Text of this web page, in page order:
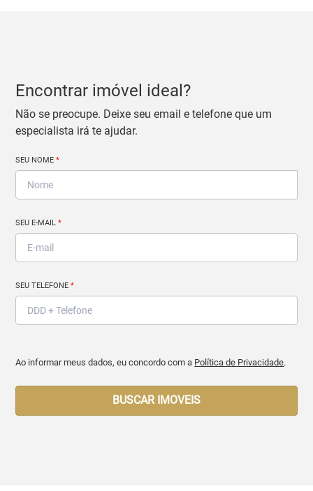
Encontrar imóvel ideal?
Não se preocupe. Deixe seu email e telefone que um
especialista irá te ajudar.
SEU NOME*
SEU E-MAIL*
SEU TELEFONE*
Ao informar meus dados, eu concordo com a Política de Privacidade.
BUSCAR IMOVEIS